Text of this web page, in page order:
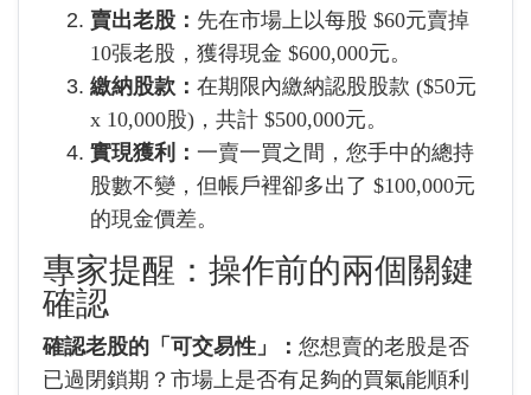
賣出老股： 先在市場上以每股 $60元賣掉
10張老股，獲得現金 $600,000元。
繳納股款： 在期限內繳納認股股款 ($50元
x 10,000股)，共計 $500,000元。
實現獲利： 一賣一買之間，您手中的總持
股數不變，但帳戶裡卻多出了 $100,000元
的現金價差。
專家提醒：操作前的兩個關鍵
確認
確認老股的「可交易性」： 您想賣的老股是否
已過閉鎖期？市場上是否有足夠的買氣能順利